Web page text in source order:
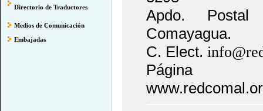
Directorio de Traductores
Medios de Comunicación
Embajadas
Apdo. Postal
Comayagua.
C. Elect.
Página